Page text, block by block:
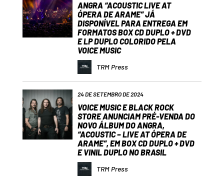
ANGRA “ACOUSTIC LIVE AT
ÓPERA DE ARAME” JÁ
DISPONÍVEL PARA ENTREGA EM
FORMATOS BOX CD DUPLO + DVD
E LP DUPLO COLORIDO PELA
VOICE MUSIC
TRM Press
24 DE SETEMBRO DE 2024
VOICE MUSIC E BLACK ROCK
STORE ANUNCIAM PRÉ-VENDA DO
NOVO ÁLBUM DO ANGRA,
“ACOUSTIC – LIVE AT ÓPERA DE
ARAME”, EM BOX CD DUPLO + DVD
E VINIL DUPLO NO BRASIL
TRM Press